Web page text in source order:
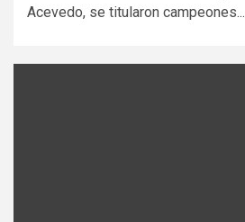
Acevedo, se titularon campeones...